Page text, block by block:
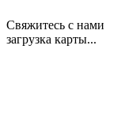
Свяжитесь с нами
загрузка карты...